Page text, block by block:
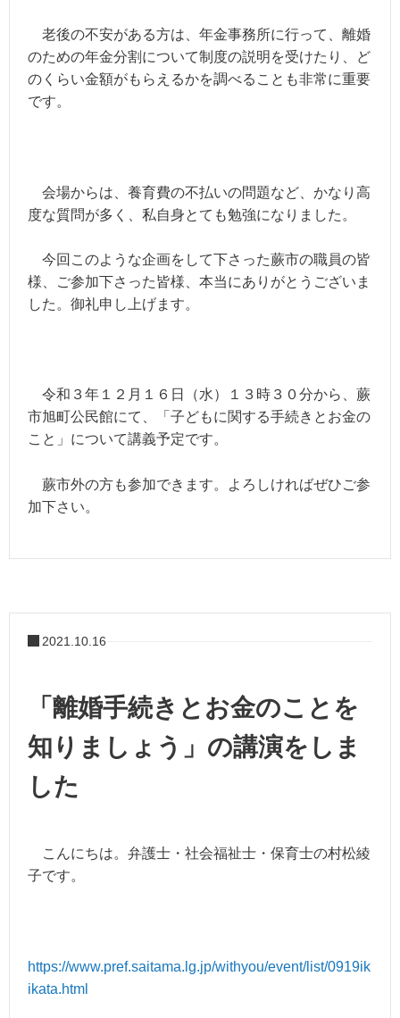
老後の不安がある方は、年金事務所に行って、離婚
のための年金分割について制度の説明を受けたり、ど
のくらい金額がもらえるかを調べることも非常に重要
です。
会場からは、養育費の不払いの問題など、かなり高
度な質問が多く、 私自身とても勉強になりました。
今回このような企画をして下さった蕨市の職員の皆
様、ご参加下さった皆様、本当にありがとうございま
した。御礼申し上げます。
令和３年１２月１６日（水）１３時３０分から、蕨
市旭町公民館にて、「子どもに関する手続きとお金の
こと」について講義予定です。
蕨市外の方も参加できます。
よろしければぜひご参
加下さい。
2021.10.16
「離婚手続きとお金のことを
知りましょう」の講演をしま
した
こんにちは。弁護士・社会福祉士・保育士の村松綾
子です。
https://www.pref.saitama.lg.jp/withyou/event/list/0919ik
ikata.html